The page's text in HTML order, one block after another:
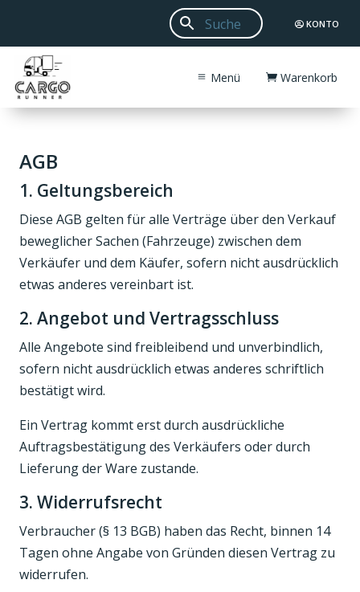
KONTO
Menü Warenkorb
AGB
1. Geltungsbereich
Diese AGB gelten für alle Verträge über den Verkauf
beweglicher Sachen (Fahrzeuge) zwischen dem
Verkäufer und dem Käufer, sofern nicht ausdrücklich
etwas anderes vereinbart ist.
2. Angebot und Vertragsschluss
Alle Angebote sind freibleibend und unverbindlich,
sofern nicht ausdrücklich etwas anderes schriftlich
bestätigt wird.
Ein Vertrag kommt erst durch ausdrückliche
Auftragsbestätigung des Verkäufers oder durch
Lieferung der Ware zustande.
3. Widerrufsrecht
Verbraucher (§ 13 BGB) haben das Recht, binnen 14
Tagen ohne Angabe von Gründen diesen Vertrag zu
widerrufen.